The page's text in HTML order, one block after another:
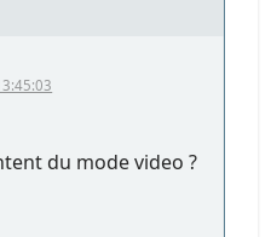
du mode video ?